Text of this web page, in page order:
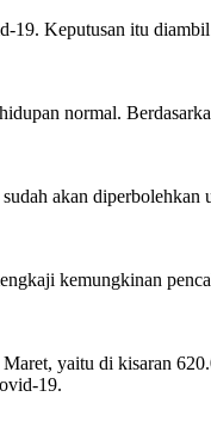
Keputusan itu
normal.
akan
kemungkinan
yaitu di kisaran
19.